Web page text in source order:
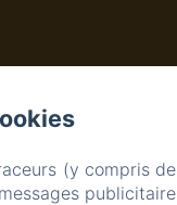
(y compris